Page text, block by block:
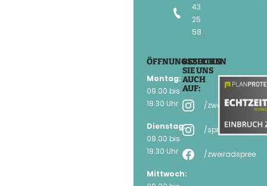
43
25
58
ÖFFNUNGSZEITEN
Montag:
09.00 bis
18.30 Uhr
Dienstag:
09.00 bis
18.30 Uhr
Mittwoch:
BESUCHEN
SIE UNS
AUCH
AUF:
/zweirad.spree
/
/zweiradspree